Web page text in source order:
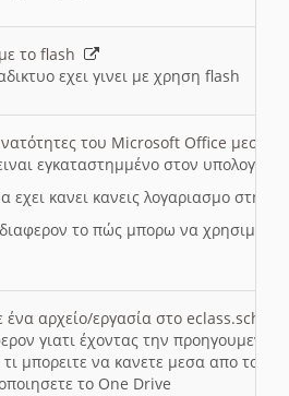
το flash
εχει γινει με χρηση flash
του Microsoft Office μεσω
εγκαταστημμένο στον
εχει κανει κανεις λογαριασμο στη
το πώς μπορω να
αρχείο/εργασία στο eclass.sch.gr
γιατι έχοντας την
μπορειτε να κανετε μεσα απο το
το One Drive